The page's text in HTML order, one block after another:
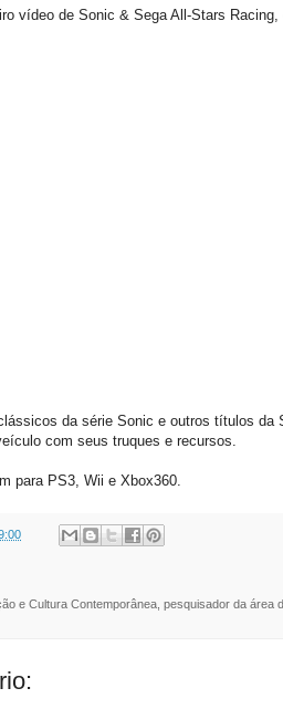
vídeo de Sonic & Sega All-Stars
da série Sonic e outros títulos da
com seus truques e recursos.
para PS3, Wii e Xbox360.
e Cultura Contemporânea, pesquisador da área